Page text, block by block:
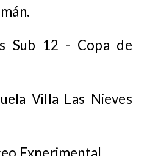
Sub 12 - Copa de
Villa Las Nieves
Experimental